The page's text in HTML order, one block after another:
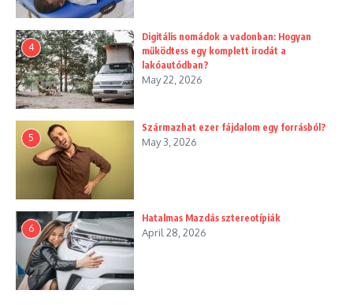
4
Digitális nomádok a vadonban: Hogyan
működtess egy komplett irodát a
lakóautódban?
May 22, 2026
5
Származhat ezer fájdalom egy forrásból?
May 3, 2026
6
Hatalmas Mazdás sztereotípiák
April 28, 2026